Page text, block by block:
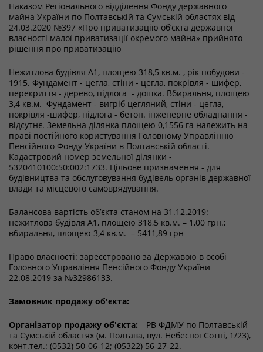
Наказом Регіонального відділення Фонду державного
майна України по Полтавській та Сумській областях від
24.03.2020 №397 «Про приватизацію об’єкта державної
власності малої приватизації окремого майна» прийнято
рішення про приватизацію
Нежитлова будівля А1, площею 318,5 кв.м. , рік побудови -
1915. Фундамент - цегла, стіни - цегла, покрівля - шифер,
перекриття - дерево, підлога - дошка. Вбиральня, площею
3,4 кв.м. Фундамент - вигріб цегляний, стіни - цегла,
покрівля -шифер, підлога - бетон. інженерне обладнання -
відсутнє. Земельна ділянка площею 0,1556 га належить на
праві постійного користування Головному Управлінню
Пенсійного Фонду України в Полтавській області.
Кадастровий номер земельної ділянки -
5320410100:50:002:1733. Цільове призначення - для
будівництва та обслуговування будівель органів державної
влади та місцевого самоврядування.
Балансова вартість об’єкта станом на 31.12.2019:
нежитлова будівля А1, площею 318,5 кв.м. – 1,00 грн.;
вбиральня, площею 3,4 кв.м. – 5411,89 грн
Право власності: зареєстровано за Державою в особі
Головного Управління Пенсійного Фонду України
22.08.2019 за №32986133.
Замовник продажу об'єкта:
Організатор продажу об'єкта:
РВ ФДМУ по Полтавській
та Сумській областях (м. Полтава, вул. Небесної Сотні, 1/23),
конт.тел.: (0532) 50-06-12; (05322) 56-27-22.